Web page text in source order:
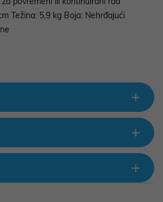
Težina: 5,9 kg Boja: Nehrđajući